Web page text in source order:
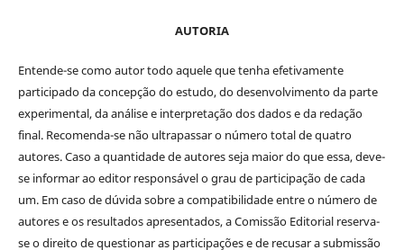
AUTORIA
Entende-se como autor todo aquele que tenha efetivamente
participado da concepção do estudo, do desenvolvimento da parte
experimental, da análise e interpretação dos dados e da redação
final. Recomenda-se não ultrapassar o número total de quatro
autores. Caso a quantidade de autores seja maior do que essa, deve-
se informar ao editor responsável o grau de participação de cada
um. Em caso de dúvida sobre a compatibilidade entre o número de
autores e os resultados apresentados, a Comissão Editorial reserva-
se o direito de questionar as participações e de recusar a submissão